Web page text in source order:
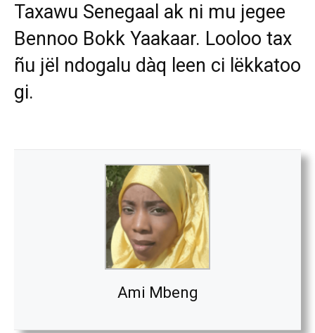
Taxawu Senegaal ak ni mu jegee
Bennoo Bokk Yaakaar. Looloo tax
ñu jël ndogalu dàq leen ci lëkkatoo
gi.
Ami Mbeng